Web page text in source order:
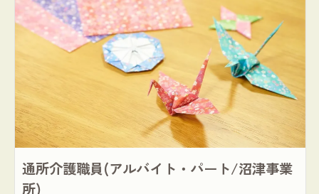
通所介護職員(アルバイト・パート/沼津事業
所)